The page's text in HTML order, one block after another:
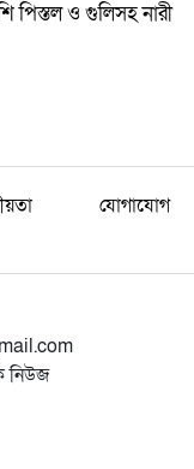
পিস্তল ও গুলিসহ নারী
যোগাযোগ
নিউজ